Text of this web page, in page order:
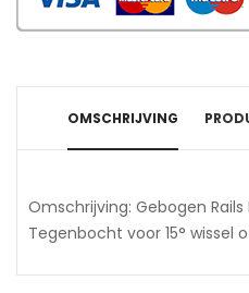
OMSCHRIJVING
Omschrijving: Gebogen Rails
Tegenbocht voor 15° wissel